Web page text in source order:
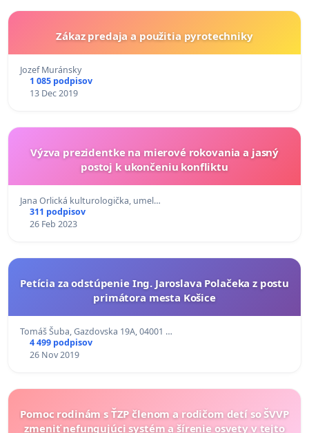
Zákaz predaja a použitia pyrotechniky
Jozef Muránsky
1 085 podpisov
13 Dec 2019
Výzva prezidentke na mierové rokovania a jasný
postoj k ukončeniu konfliktu
Jana Orlická kulturologička, umel…
311 podpisov
26 Feb 2023
Petícia za odstúpenie Ing. Jaroslava Polačeka z postu
primátora mesta Košice
Tomáš Šuba, Gazdovska 19A, 04001 …
4 499 podpisov
26 Nov 2019
Pomoc rodinám s ŤZP členom a rodičom detí so ŠVVP
zmeniť nefungujúci systém a šírenie osvety v tejto